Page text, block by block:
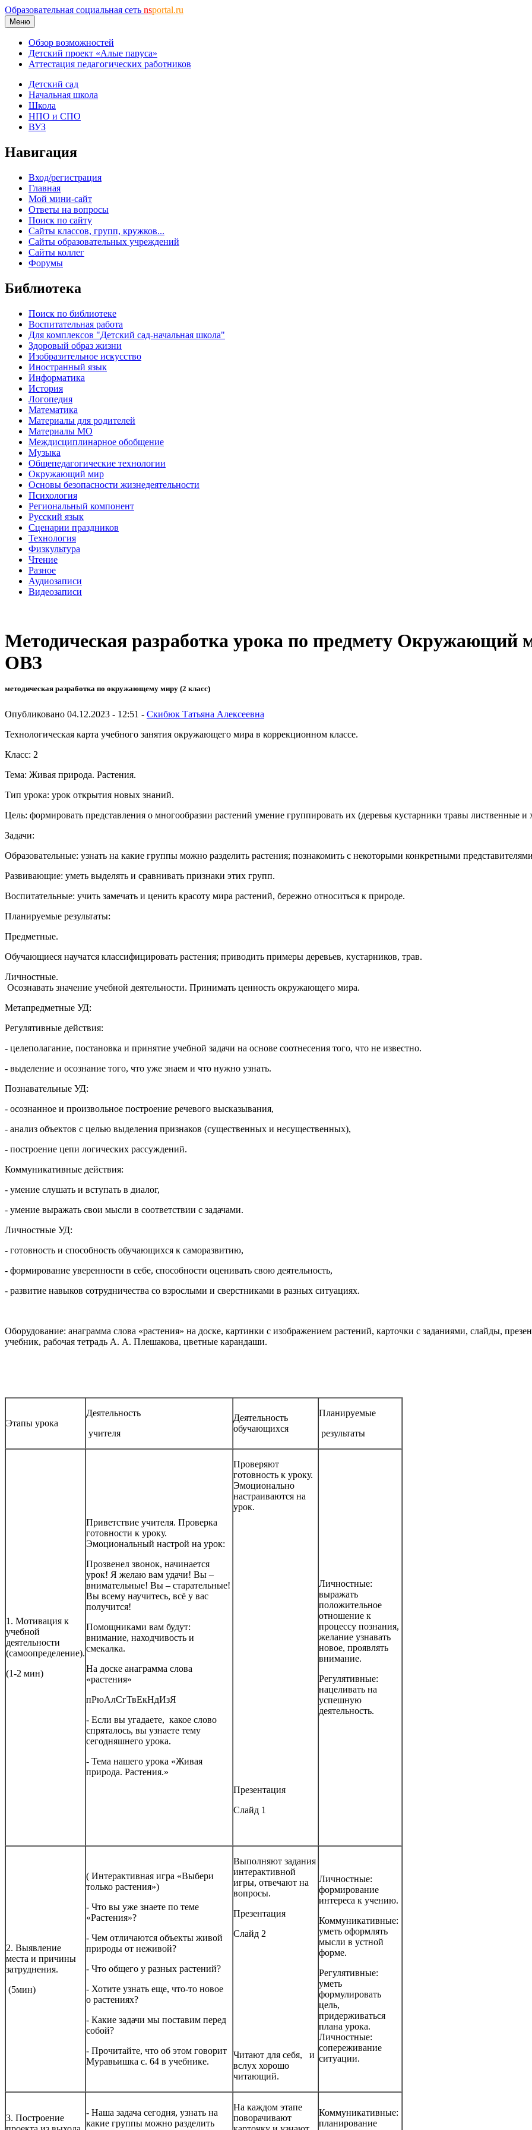
Образовательная социальная сеть nsportal.ru
Меню
Обзор возможностей
Детский проект «Алые паруса»
Аттестация педагогических работников
Детский сад
Начальная школа
Школа
НПО и СПО
ВУЗ
Навигация
Вход/регистрация
Главная
Мой мини-сайт
Ответы на вопросы
Поиск по сайту
Сайты классов, групп, кружков...
Сайты образовательных учреждений
Сайты коллег
Форумы
Библиотека
Поиск по библиотеке
Воспитательная работа
Для комплексов "Детский сад-начальная школа"
Здоровый образ жизни
Изобразительное искусство
Иностранный язык
Информатика
История
Логопедия
Математика
Материалы для родителей
Материалы МО
Междисциплинарное обобщение
Музыка
Общепедагогические технологии
Окружающий мир
Основы безопасности жизнедеятельности
Психология
Региональный компонент
Русский язык
Сценарии праздников
Технология
Физкультура
Чтение
Разное
Аудиозаписи
Видеозаписи
Методическая разработка урока по предмету Окружающий
ОВЗ
методическая разработка по окружающему миру (2 класс)
Опубликовано 04.12.2023 - 12:51 - Скибюк Татьяна Алексеевна
Технологическая карта учебного занятия окружающего мира в коррекционном классе.
Класс: 2
Тема: Живая природа. Растения.
Тип урока: урок открытия новых знаний.
Цель: формировать представления о многообразии растений умение группировать их (деревья кустарники травы лиственные и
Задачи:
Образовательные: узнать на какие группы можно разделить растения; познакомить с некоторыми конкретными
Развивающие: уметь выделять и сравнивать признаки этих групп.
Воспитательные: учить замечать и ценить красоту мира растений, бережно относиться к природе.
Планируемые результаты:
Предметные.
Обучающиеся научатся классифицировать растения; приводить примеры деревьев, кустарников, трав.
Личностные.
Осознавать значение учебной деятельности. Принимать ценность окружающего мира.
Метапредметные УД:
Регулятивные действия:
- целеполагание, постановка и принятие учебной задачи на основе соотнесения того, что не известно.
- выделение и осознание того, что уже знаем и что нужно узнать.
Познавательные УД:
- осознанное и произвольное построение речевого высказывания,
- анализ объектов с целью выделения признаков (существенных и несущественных),
- построение цепи логических рассуждений.
Коммуникативные действия:
- умение слушать и вступать в диалог,
- умение выражать свои мысли в соответствии с задачами.
Личностные УД:
- готовность и способность обучающихся к саморазвитию,
- формирование уверенности в себе, способности оценивать свою деятельность,
- развитие навыков сотрудничества со взрослыми и сверстниками в разных ситуациях.
Оборудование: анаграмма слова «растения» на доске, картинки с изображением растений, карточки с заданиями, слайды,
учебник, рабочая тетрадь А. А. Плешакова, цветные карандаши.
Этапы урока
Деятельность
учителя
Деятельность
обучающихся
Планируемые
результаты
1. Мотивация к
учебной
деятельности
(самоопределение).
(1-2 мин)
Приветствие учителя. Проверка
готовности к уроку.
Эмоциональный настрой на урок:
Прозвенел звонок, начинается
урок! Я желаю вам удачи! Вы –
внимательные! Вы – старательные!
Вы всему научитесь, всё у вас
получится!
Помощниками вам будут:
внимание, находчивость и
смекалка.
На доске анаграмма слова
«растения»
пРюАлСгТвЕкНдИзЯ
- Если вы угадаете, какое слово
спряталось, вы узнаете тему
сегодняшнего урока.
- Тема нашего урока «Живая
природа. Растения.»
Проверяют
готовность к уроку.
Эмоционально
настраиваются на
урок.
Презентация
Слайд 1
Личностные:
выражать
положительное
отношение к
процессу познания,
желание узнавать
новое, проявлять
внимание.
Регулятивные:
нацеливать на
успешную
деятельность.
2. Выявление
места и причины
затруднения.
(5мин)
( Интерактивная игра «Выбери
только растения»)
- Что вы уже знаете по теме
«Растения»?
- Чем отличаются объекты живой
природы от неживой?
- Что общего у разных растений?
- Хотите узнать еще, что-то новое
о растениях?
- Какие задачи мы поставим перед
собой?
- Прочитайте, что об этом говорит
Муравьишка с. 64 в учебнике.
Выполняют задания
интерактивной
игры, отвечают на
вопросы.
Презентация
Слайд 2
Читают для себя, и
вслух хорошо
читающий.
Личностные:
формирование
интереса к учению.
Коммуникативные:
уметь оформлять
мысли в устной
форме.
Регулятивные:
уметь
формулировать
цель,
придерживаться
плана урока.
Личностные:
сопереживание
ситуации.
3. Построение
- Наша задача сегодня, узнать на
какие группы можно разделить
На каждом этапе
поворачивают
Коммуникативные:
планирование